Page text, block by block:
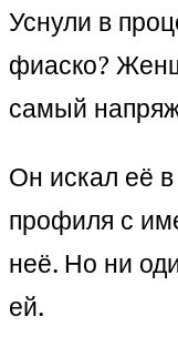
Уснули в
фиаско?
самый
Он искал её
профиля с
неё. Но ни
ей.